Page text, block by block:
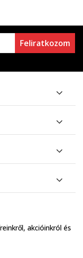
Feliratkozom
akcióinkról és